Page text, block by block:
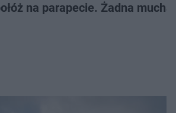
na parapecie. Żadna